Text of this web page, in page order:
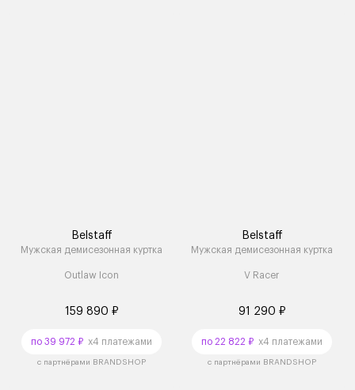
Belstaff
Мужская демисезонная куртка
Outlaw Icon
159 890 ₽
по 39 972 ₽ x4 платежами
с партнёрами BRANDSHOP
Belstaff
Мужская демисезонная куртка
V Racer
91 290 ₽
по 22 822 ₽ x4 платежами
с партнёрами BRANDSHOP